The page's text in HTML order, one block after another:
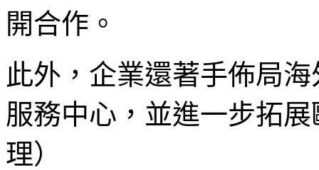
開合作。
此外，企業還著手佈局
服務中心，並進一步拓
理）